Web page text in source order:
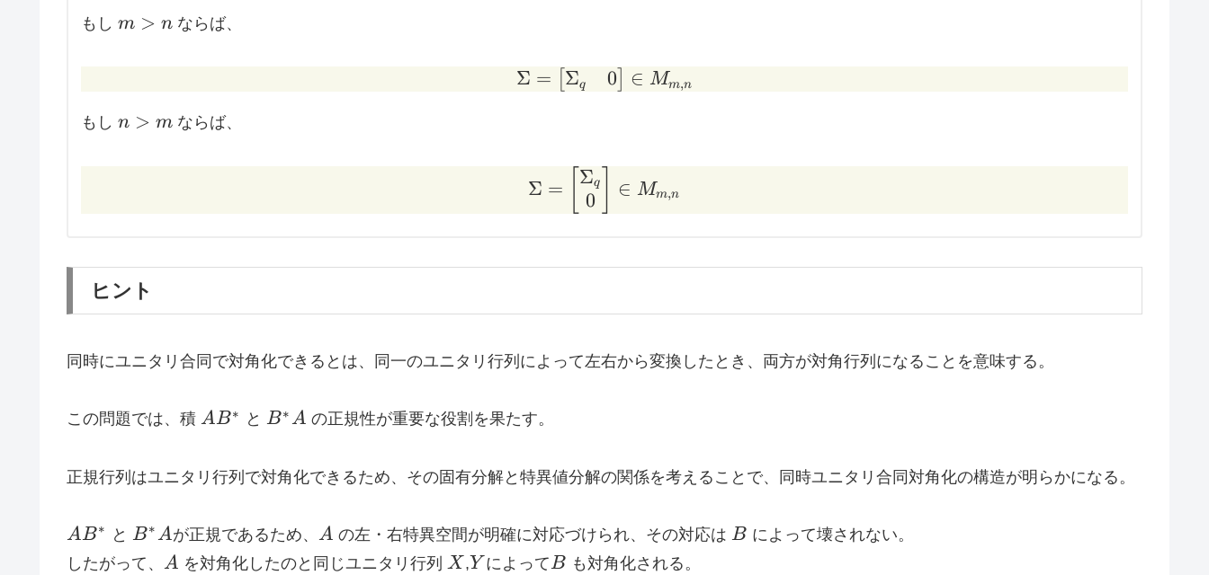
もしm
m > n ならば、
\Sigma = \begin{bmatrix} \Sigma_q & 0 \end{bmatrix} \in
Σ = Σq 0 ∈ Mm,n
もしn
n > m ならば、
\Sigma = \begin{bmatrix} \Sigma_q \\ 0 \end{bmatrix} \in
Σ =
Σq
0 ∈ Mm,n
ヒント
同時にユニタリ合同で対角化できるとは、同一のユニタリ行列によって左右から変換したとき、両方が対角行列になることを意味する。
この問題では、積 AB^*
AB∗ とB^*A
B∗A の正規性が重要な役割を果たす。
正規行列はユニタリ行列で対角化できるため、その固有分解と特異値分解の関係を考えることで、同時ユニタリ合同対角化の構造が明らかになる。
AB^*
AB∗ とB^*A
B∗Aが正規であるため、A
A の左・右特異空間が明確に対応づけられ、その対応はB
B によって壊されない。
したがって、 A
A を対角化したのと同じユニタリ行列 X
X ,Y
Y によって B
B も対角化される。